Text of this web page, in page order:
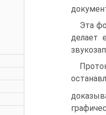
Эта
делает